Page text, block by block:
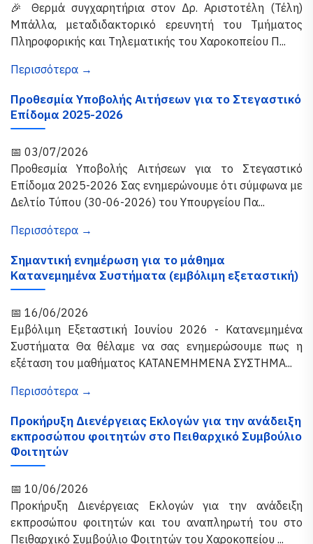
🎉 Θερμά συγχαρητήρια στον Δρ. Αριστοτέλη (Τέλη)
Μπάλλα, μεταδιδακτορικό ερευνητή του Τμήματος
Πληροφορικής και Τηλεματικής του Χαροκοπείου Π...
Περισσότερα →
Προθεσμία Υποβολής Αιτήσεων για το Στεγαστικό
Επίδομα 2025-2026
📅 03/07/2026
Προθεσμία Υποβολής Αιτήσεων για το Στεγαστικό
Επίδομα 2025-2026 Σας ενημερώνουμε ότι σύμφωνα με
Δελτίο Τύπου (30-06-2026) του Υπουργείου Πα...
Περισσότερα →
Σημαντική ενημέρωση για το μάθημα
Κατανεμημένα Συστήματα (εμβόλιμη εξεταστική)
📅 16/06/2026
Εμβόλιμη Εξεταστική Ιουνίου 2026 - Κατανεμημένα
Συστήματα Θα θέλαμε να σας ενημερώσουμε πως η
εξέταση του μαθήματος ΚΑΤΑΝΕΜΗΜΕΝΑ ΣΥΣΤΗΜΑ...
Περισσότερα →
Προκήρυξη Διενέργειας Εκλογών για την ανάδειξη
εκπροσώπου φοιτητών στο Πειθαρχικό Συμβούλιο
Φοιτητών
📅 10/06/2026
Προκήρυξη Διενέργειας Εκλογών για την ανάδειξη
εκπροσώπου φοιτητών και του αναπληρωτή του στο
Πειθαρχικό Συμβούλιο Φοιτητών του Χαροκοπείου ...